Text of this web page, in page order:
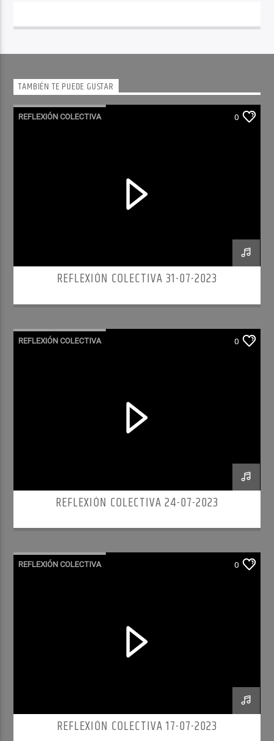
TAMBIÉN TE PUEDE GUSTAR
REFLEXIÓN COLECTIVA 0
REFLEXIÓN COLECTIVA 31-07-2023
REFLEXIÓN COLECTIVA 0
REFLEXIÓN COLECTIVA 24-07-2023
REFLEXIÓN COLECTIVA 0
REFLEXIÓN COLECTIVA 17-07-2023